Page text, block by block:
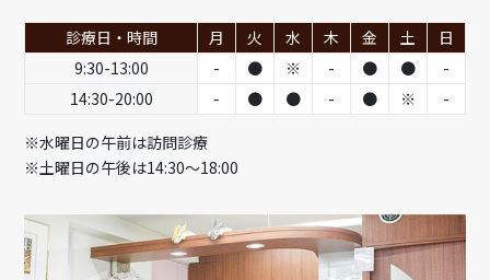
診療日・時間 月 火 水 木 金 土
日
9:30-13:00
- ● ※ - ● ●
-
14:30-20:00
- ● ● - ● ※
-
※水曜日の午前は訪問診療
※土曜日の午後は14:30～18:00